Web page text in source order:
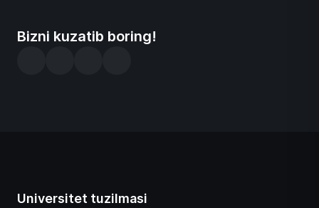
Bizni kuzatib boring!
Universitet tuzilmasi